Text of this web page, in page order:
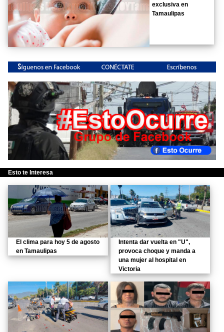
exclusiva en
Tamaulipas
Esto te Interesa
El clima para hoy 5 de agosto
en Tamaulipas
Intenta dar vuelta en "U",
provoca choque y manda a
una mujer al hospital en
Victoria